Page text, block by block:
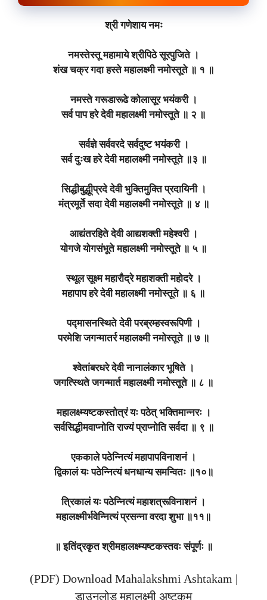
श्री गणेशाय नमः
नमस्तेस्तू महामाये श्रीपिठे सूरपुजिते ।
शंख चक्र गदा हस्ते महालक्ष्मी नमोस्तूते ॥ १ ॥
नमस्ते गरूडारूढे कोलासूर भयंकरी ।
सर्व पाप हरे देवी महालक्ष्मी नमोस्तूते ॥ २ ॥
सर्वज्ञे सर्ववरदे सर्वदुष्ट भयंकरी ।
सर्व दुःख हरे देवी महालक्ष्मी नमोस्तूते ॥३ ॥
सिद्धीबुद्धूीप्रदे देवी भुक्तिमुक्ति प्रदायिनी ।
मंत्रमूर्ते सदा देवी महालक्ष्मी नमोस्तूते ॥ ४ ॥
आद्यंतरहिते देवी आद्यशक्ती महेश्वरी ।
योगजे योगसंभूते महालक्ष्मी नमोस्तूते ॥ ५ ॥
स्थूल सूक्ष्म महारौद्रे महाशक्ती महोदरे ।
महापाप हरे देवी महालक्ष्मी नमोस्तूते ॥ ६ ॥
पद्मासनस्थिते देवी परब्रम्हस्वरूपिणी ।
परमेशि जगन्मातर्र महालक्ष्मी नमोस्तूते ॥ ७ ॥
श्वेतांबरधरे देवी नानालंकार भूषिते ।
जगत्स्थिते जगन्मार्त महालक्ष्मी नमोस्तूते ॥ ८ ॥
महालक्ष्म्यष्टकस्तोत्रं यः पठेत् भक्तिमान्नरः ।
सर्वसिद्धीमवाप्नोति राज्यं प्राप्नोति सर्वदा ॥ ९ ॥
एककाले पठेन्नित्यं महापापविनाशनं ।
द्विकालं यः पठेन्नित्यं धनधान्य समन्वितः ॥१०॥
त्रिकालं यः पठेन्नित्यं महाशत्रूविनाशनं ।
महालक्ष्मीर्भवेन्नित्यं प्रसन्ना वरदा शुभा ॥११॥
॥ इतिंद्रकृत श्रीमहालक्ष्म्यष्टकस्तवः संपूर्णः ॥
(PDF) Download Mahalakshmi Ashtakam |
डाउनलोड महालक्ष्मी अष्टकम